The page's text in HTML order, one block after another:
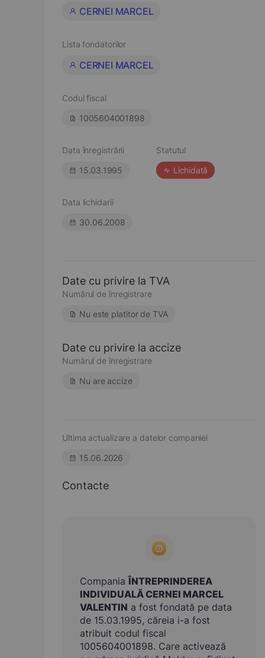
CERNEI MARCEL
Lista fondatorilor
CERNEI MARCEL
Codul fiscal
1005604001898
Data înregistrării
15.03.1995
Statutul
Lichidată
Data lichidarii
30.06.2008
Date cu privire la TVA
Numărul de înregistrare
Nu este platitor de TVA
Date cu privire la accize
Numărul de înregistrare
Nu are accize
Ultima actualizare a datelor companiei
15.06.2026
Contacte
CompaniaÎNTREPRINDEREA
INDIVIDUALĂ CERNEI MARCEL
VALENTIN a fost fondată pe data
de 15.03.1995, căreia i-a fost
atribuit codul fiscal
1005604001898. Care activează